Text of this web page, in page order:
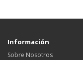
Información
Sobre Nosotros